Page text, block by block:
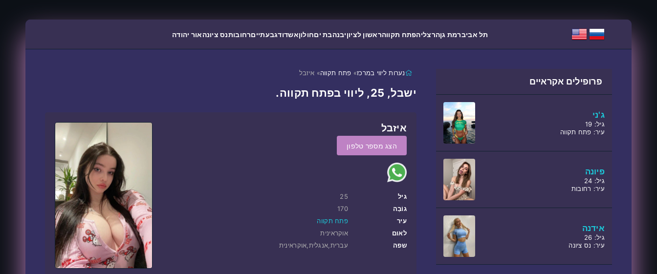
אור יהודהנס ציונהרחובותגבעתייםאשדודחולוןבת יםיבנהראשון לציוןפתח תקווההרצליהרמת גןתל אביב
נערות ליווי במרכז» פתח תקווה» איזבל
ישבל, 25, ליווי בפתח תקווה.
איזבל
הצג מספר טלפון
גיל
25
גוֹבַה
170
עיר
פתח תקווה
לאום
אוקראינית
שפה
עברית,אנגלית,אוקראינית
פרופילים אקראיים
ג'ני
גיל: 19
עיר: פתח תקווה
פיונה
גיל: 24
עיר: רחובות
אידנה
גיל: 26
עיר: נס ציונה